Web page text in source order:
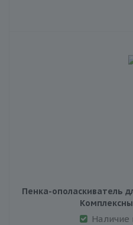
Пенка-ополаскиватель
Наличие